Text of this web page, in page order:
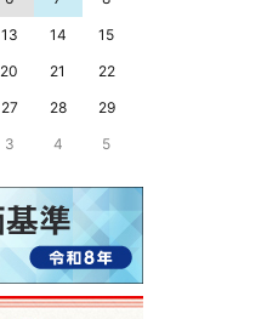
13 14
15
20 21
22
27 28
29
3 4 5